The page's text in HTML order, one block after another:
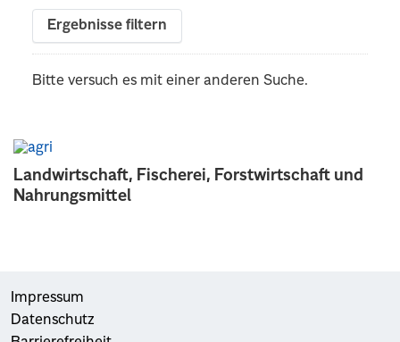
Landwirtschaft, Fischerei, Forstwirtschaft und
Nahrungsmittel
Ergebnisse filtern
Bitte versuch es mit einer anderen Suche.
Impressum
Datenschutz